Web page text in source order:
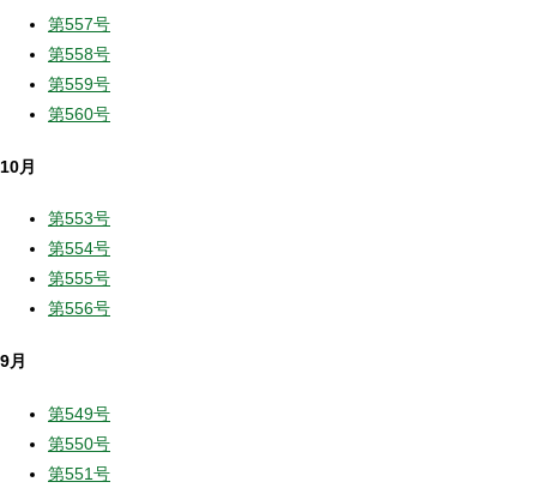
第557号
第558号
第559号
第560号
10月
第553号
第554号
第555号
第556号
9月
第549号
第550号
第551号